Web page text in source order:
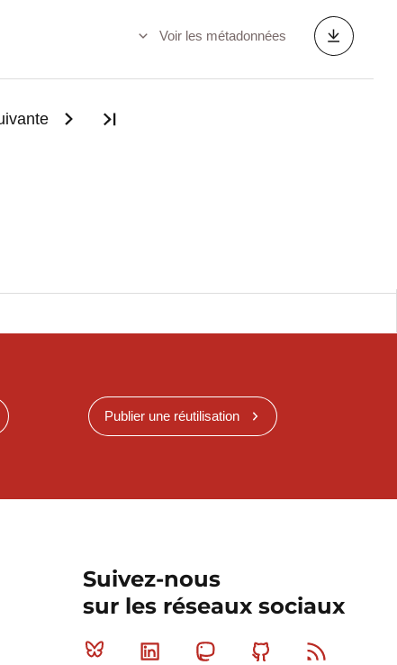
Voir les métadonnées
Publier une réutilisation
Suivez-nous
sur les réseaux sociaux
Bluesky Linkedin MastodonGithub